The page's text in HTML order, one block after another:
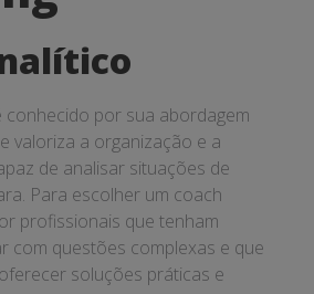
conhecido por sua abordagem
valoriza a organização e a
de analisar situações de
Para escolher um coach
profissionais que tenham
com questões complexas e que
soluções práticas e